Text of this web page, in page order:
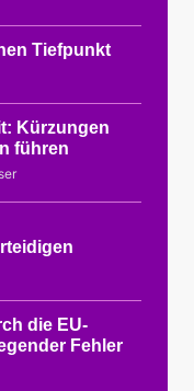
Tiefpunkt
Kürzungen
führen
die EU-
Fehler